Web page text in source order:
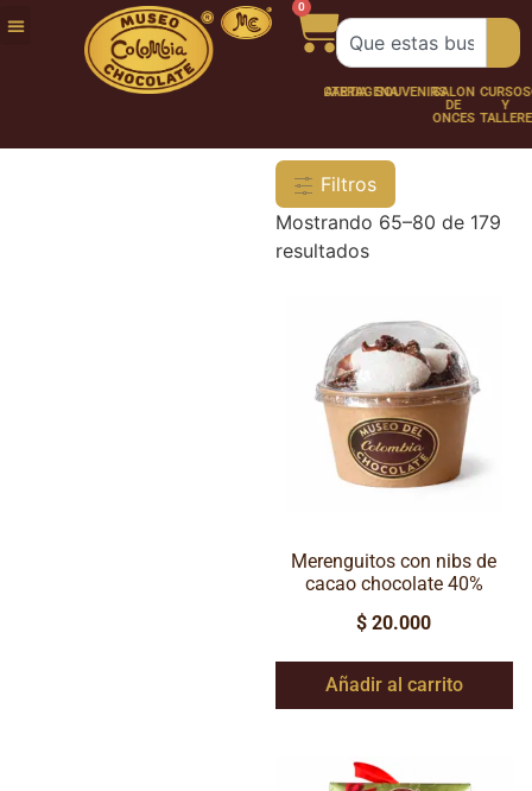
0
FUNDACIÓNNUESTRATRABAJA
CHOCOLATERÍA
CARTAGENASOUVENIRSSALÓN
DE
ONCES
CURSOS
Y
Filtros
Mostrando 65–80 de 179
resultados
Merenguitos con nibs de
cacao chocolate 40%
$ 20.000
Añadir al carrito